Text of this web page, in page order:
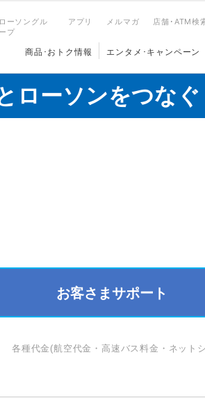
アプリ メルマガ 店舗･ATM検
商品･おトク情報 エンタメ･キャンペーン
ローソンをつな
お客さまサポート
各種代金(航空代金・高速バス料金・ネット